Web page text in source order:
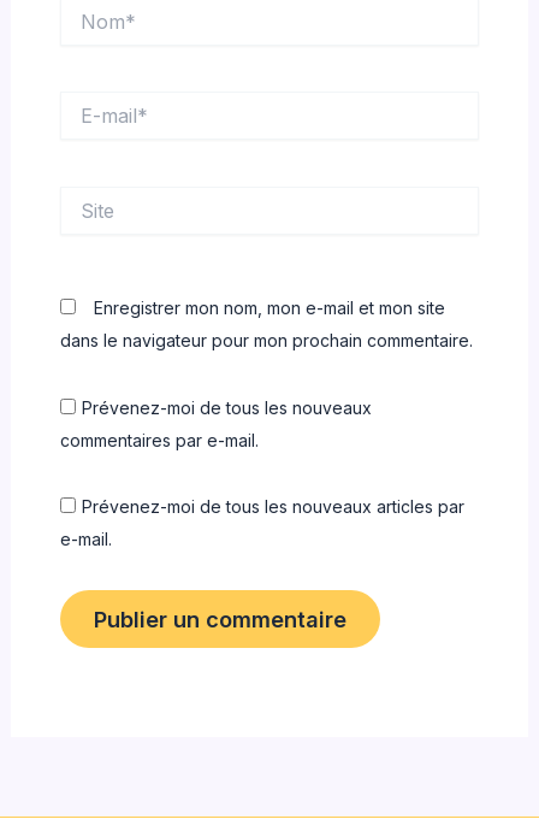
mail*
Enregistrer mon nom, mon e-mail et mon site
dans le navigateur pour mon prochain commentaire.
Prévenez-moi de tous les nouveaux
commentaires par e-mail.
Prévenez-moi de tous les nouveaux articles par
e-mail.